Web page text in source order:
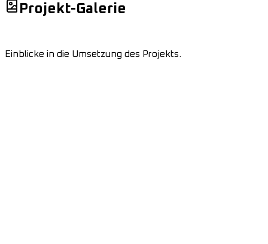
Projekt-Galerie
Einblicke in die Umsetzung des Projekts.